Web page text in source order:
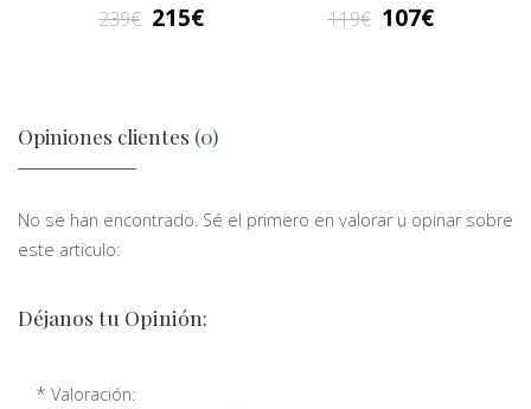
239 215 119 107
Opiniones clientes (0)
No se han encontrado. Sé el primero en valorar u opinar sobre
este articulo:
Déjanos tu Opinión:
* Valoración: